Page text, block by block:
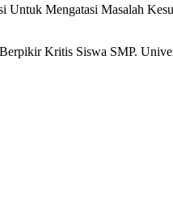
Untuk Mengatasi Masalah
Kritis Siswa SMP.